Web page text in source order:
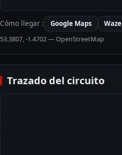
Cómo llegar : Google Maps Waze
53.3807,-1.4702— OpenStreetMap
Trazado del circuito